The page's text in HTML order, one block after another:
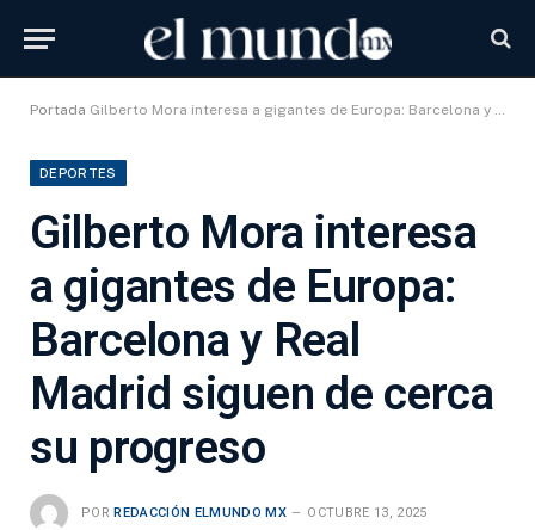
Portada Gilberto Mora interesa a gigantes de Europa: Barcelona y Real Madrid siguen de cerca su progreso
DEPORTES
Gilberto Mora interesa
a gigantes de Europa:
Barcelona y Real
Madrid siguen de cerca
su progreso
POR REDACCIÓN ELMUNDO MX OCTUBRE 13, 2025